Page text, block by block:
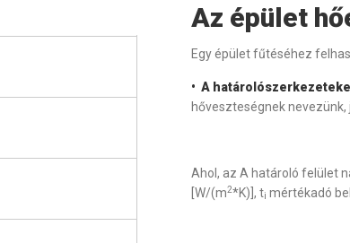
Az épület
Egy épület fűtéséhez
• A
hőveszteségnek nevezünk,
Ahol, az A határoló felület
[W/(m2*K)], ti mértékadó